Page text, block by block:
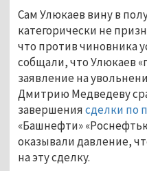
Сам Улюкаев вину в
категорически не
что против чиновника
собщали, что Улюкаев
заявление на
Дмитрию Медведеву
завершениясделки по
«Башнефти»
оказывали давление,
на эту сделку.